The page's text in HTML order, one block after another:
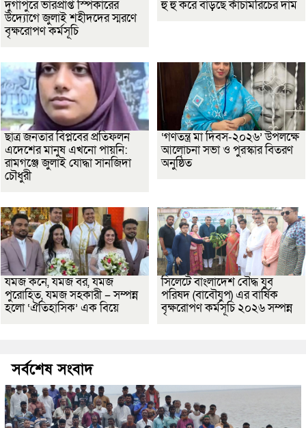
দুর্গাপুরে ভারপ্রাপ্ত স্পিকারের
উদ্যোগে জুলাই শহীদদের স্মরণে
বৃক্ষরোপণ কর্মসূচি
হু হু করে বাড়ছে কাঁচামরিচের দাম
ছাত্র জনতার বিপ্লবের প্রতিফলন
এদেশের মানুষ এখনো পায়নি:
রামগঞ্জে জুলাই যোদ্ধা সানজিদা
চৌধুরী
‘গণতন্ত্র মা দিবস-২০২৬’ উপলক্ষে
আলোচনা সভা ও পুরস্কার বিতরণ
অনুষ্ঠিত
যমজ কনে, যমজ বর, যমজ
পুরোহিত, যমজ সহকারী – সম্পন্ন
হলো ‘ঐতিহাসিক’ এক বিয়ে
সিলেটে বাংলাদেশ বৌদ্ধ যুব
পরিষদ (বাবৌযুপ) এর বার্ষিক
বৃক্ষরোপণ কর্মসূচি ২০২৬ সম্পন্ন
সর্বশেষ সংবাদ